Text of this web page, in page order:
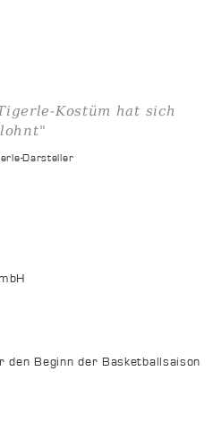
Kostüm hat sich
Darsteller
den Beginn der Basketballsaison